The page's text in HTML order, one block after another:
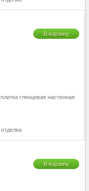
В корзину
глянцевая настенная
В корзину